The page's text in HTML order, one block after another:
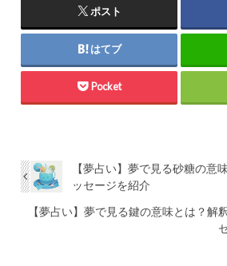
ポスト
はてブ
Pocket
【夢占い】夢で見る砂糖の意
ッセージを紹介
【夢占い】夢で見る鍵の意味とは？解